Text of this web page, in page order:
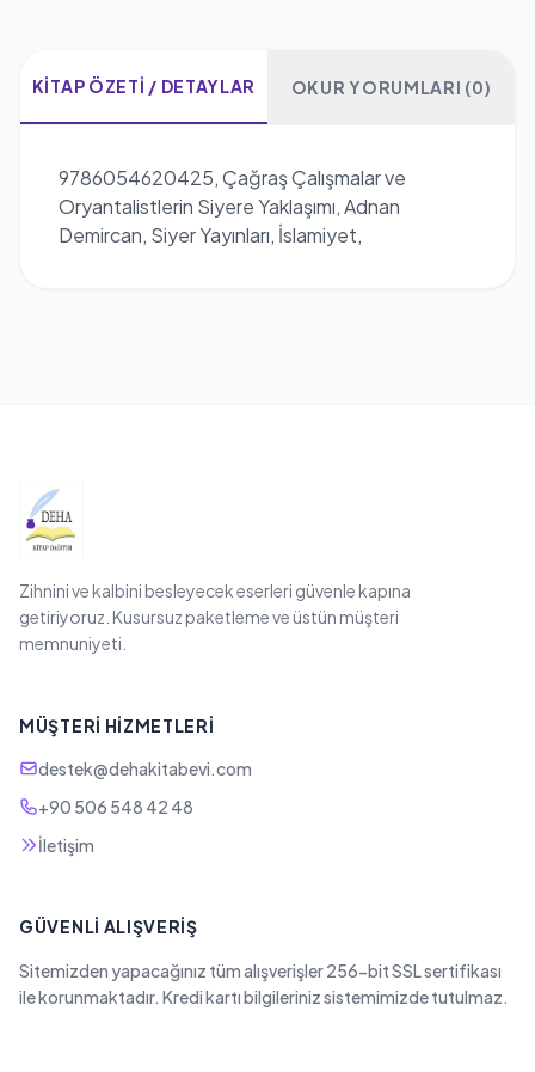
KITAP ÖZETI / DETAYLAR OKUR YORUMLARI (0)
9786054620425, Çağraş Çalışmalar ve
Oryantalistlerin Siyere Yaklaşımı, Adnan
Demircan, Siyer Yayınları, İslamiyet,
Zihnini ve kalbini besleyecek eserleri güvenle kapına
getiriyoruz. Kusursuz paketleme ve üstün müşteri
memnuniyeti.
MÜŞTERI HIZMETLERI
destek@dehakitabevi.com
+90 506 548 42 48
İletişim
GÜVENLI ALIŞVERIŞ
Sitemizden yapacağınız tüm alışverişler 256-bit SSL sertifikası
ile korunmaktadır. Kredi kartı bilgileriniz sistemimizde tutulmaz.